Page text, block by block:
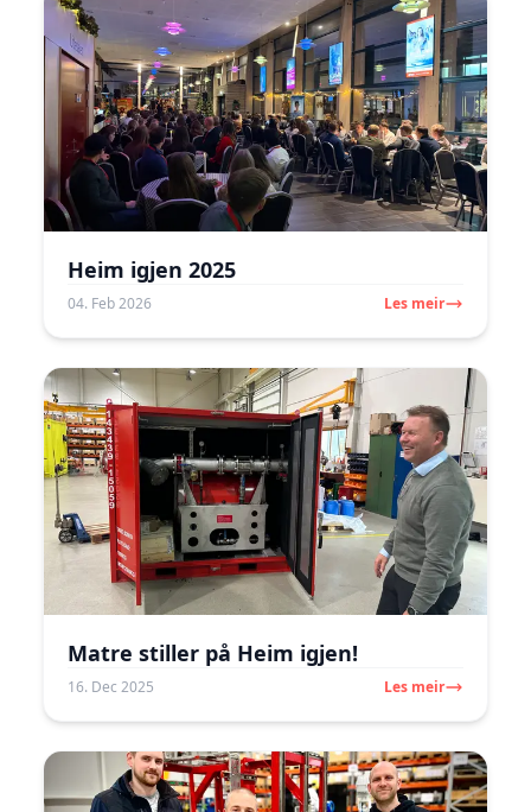
Heim igjen 2025
04. Feb 2026 Les meir
Matre stiller på Heim igjen!
16. Dec 2025 Les meir